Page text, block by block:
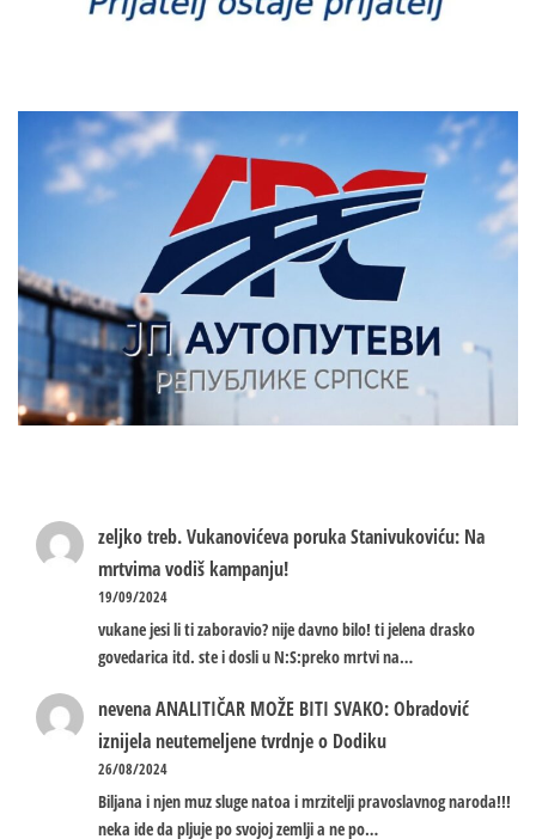
zeljko treb.Vukanovićeva poruka Stanivukoviću: Na
mrtvima vodiš kampanju!
19/09/2024
vukane jesi li ti zaboravio? nije davno bilo! ti jelena drasko
govedarica itd. ste i dosli u N:S:preko mrtvi na…
nevenaANALITIČAR MOŽE BITI SVAKO: Obradović
iznijela neutemeljene tvrdnje o Dodiku
26/08/2024
Biljana i njen muz sluge natoa i mrzitelji pravoslavnog naroda!!!
neka ide da pljuje po svojoj zemlji a ne po…